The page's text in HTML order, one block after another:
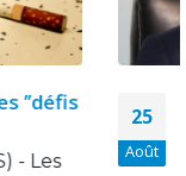
: la
Le tabac